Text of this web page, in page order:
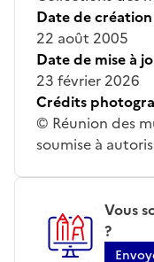
Date de création
22 août 2005
Date de mise à
23 février 2026
Crédits
© Réunion des
soumise à
Vous
?